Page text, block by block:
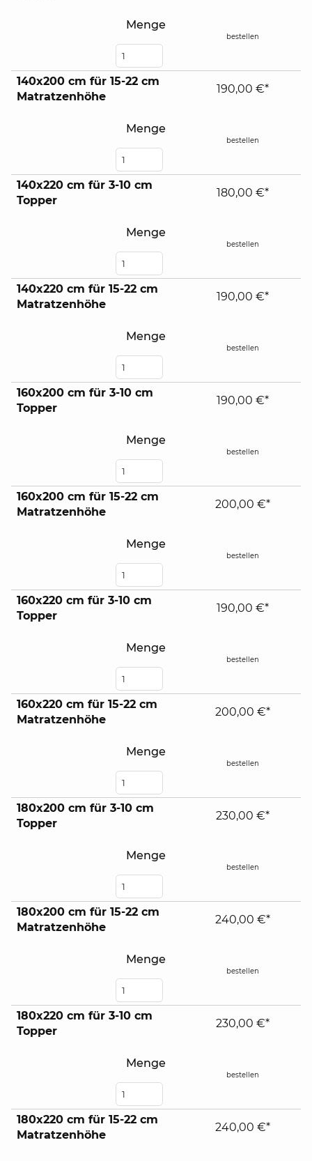
Menge
bestellen
140x200 cm für 15-22 cm
Matratzenhöhe
Menge
190,00 €*
bestellen
140x220 cm für 3-10 cm
Topper
Menge
180,00 €*
bestellen
140x220 cm für 15-22 cm
Matratzenhöhe
Menge
190,00 €*
bestellen
160x200 cm für 3-10 cm
Topper
Menge
190,00 €*
bestellen
160x200 cm für 15-22 cm
Matratzenhöhe
Menge
200,00 €*
bestellen
160x220 cm für 3-10 cm
Topper
Menge
190,00 €*
bestellen
160x220 cm für 15-22 cm
Matratzenhöhe
Menge
200,00 €*
bestellen
180x200 cm für 3-10 cm
Topper
Menge
230,00 €*
bestellen
180x200 cm für 15-22 cm
Matratzenhöhe
Menge
240,00 €*
bestellen
180x220 cm für 3-10 cm
Topper
Menge
230,00 €*
bestellen
180x220 cm für 15-22 cm
Matratzenhöhe
240,00 €*